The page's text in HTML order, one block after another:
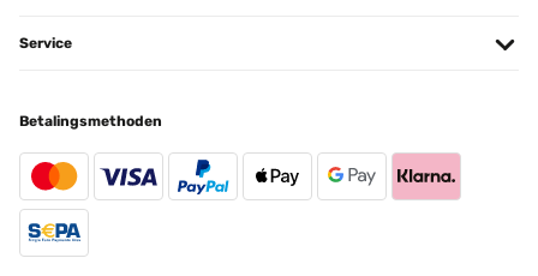
Service
Betalingsmethoden